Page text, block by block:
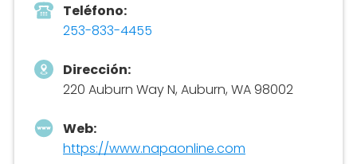
Teléfono:
253-833-4455
Dirección:
220 Auburn Way N, Auburn, WA 98002
Web:
https://www.napaonline.com